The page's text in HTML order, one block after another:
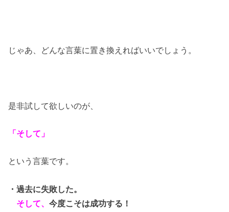
じゃあ、どんな言葉に置き換えればいいでしょう。
是非試して欲しいのが、
「そして」
という言葉です。
・過去に失敗した。
そして、今度こそは成功する！